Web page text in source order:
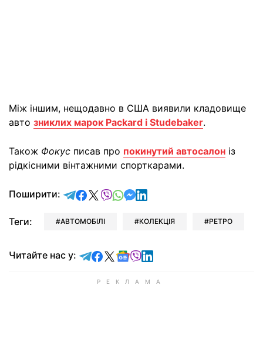
Між іншим, нещодавно в США виявили кладовище
авто зниклих марок Packard і Studebaker.
Також Фокус писав про покинутий автосалон із
рідкісними вінтажними спорткарами.
Поширити: відправити у Telegram
поділитись у Facebook
поділитись у X
відправити у Viber
відправити у Whatsapp
відправити у Messenger
відправити у LinkedIn
Теги: АВТОМОБІЛІ КОЛЕКЦІЯ РЕТРО
Читайте нас у: Читайте у Telegram
Читайте у Facebook
Читайте у X
Читайте у Google news
Читайте у Viber
Читайте у LinkedIn